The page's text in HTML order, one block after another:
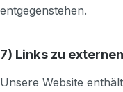
entgegenstehen.
7) Links zu
Unsere Website